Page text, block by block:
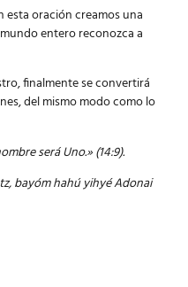
esta oración creamos una
entero reconozca a
finalmente se convertirá
del mismo modo como lo
será Uno.» (14:9).
bayóm hahú yihyé Adonai